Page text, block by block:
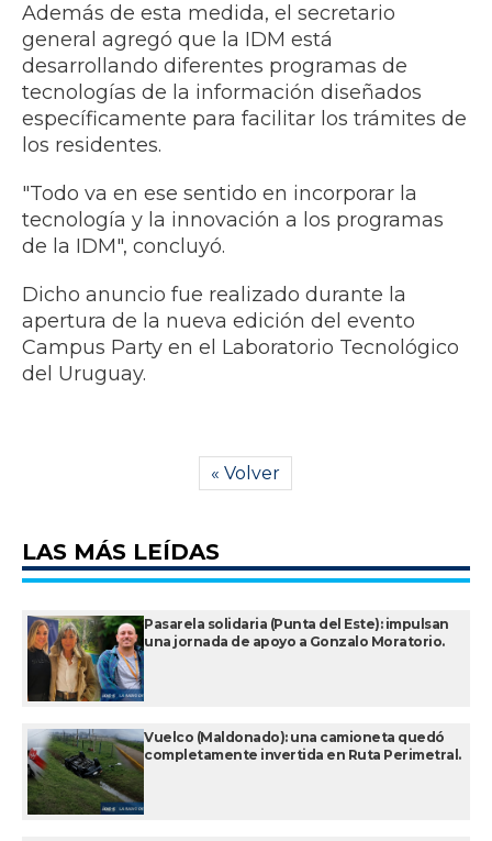
Además de esta medida, el secretario
general agregó que la IDM está
desarrollando diferentes programas de
tecnologías de la información diseñados
específicamente para facilitar los trámites de
los residentes.
"Todo va en ese sentido en incorporar la
tecnología y la innovación a los programas
de la IDM", concluyó.
​Dicho anuncio fue realizado durante la
apertura de la nueva edición del evento
Campus Party en el Laboratorio Tecnológico
del Uruguay.
« Volver
LAS MÁS LEÍDAS
Pasarela solidaria (Punta del Este): impulsan
una jornada de apoyo a Gonzalo Moratorio.
Vuelco (Maldonado): una camioneta quedó
completamente invertida en Ruta Perimetral.